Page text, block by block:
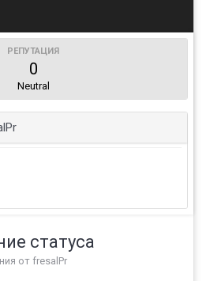
РЕПУТАЦИЯ
0
Neutral
статуса
от fresalPr